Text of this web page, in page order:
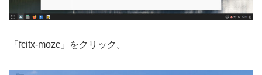
「fcitx-mozc」をクリック。